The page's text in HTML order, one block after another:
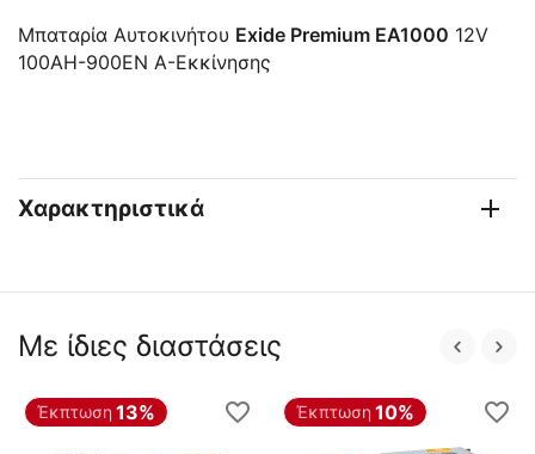
Μπαταρία Αυτοκινήτου Exide Premium EA1000 12V
100AH-900EN A-Εκκίνησης
Χαρακτηριστικά
Με ίδιες διαστάσεις
Έκπτωση 13% Έκπτωση 10%